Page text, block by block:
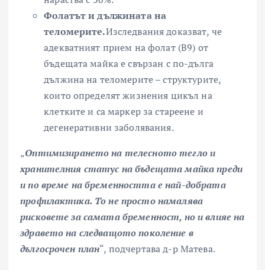
Фолатът и дължината на
теломерите.Изследвания доказват, че
адекватният прием на фолат (B9) от
бъдещата майка е свързан с по-дълга
дължина на теломерите – структурите,
които определят жизнения цикъл на
клетките и са маркер за стареене и
дегенеративни заболявания.
„Оптимизирането на телесното тегло и
хранителния статус на бъдещата майка преди
и по време на бременността е най-добрата
профилактика. То не просто намалява
рисковете за самата бременност, но и влияе на
здравето на следващото поколение в
дългосрочен план“, подчертава д-р Матева.